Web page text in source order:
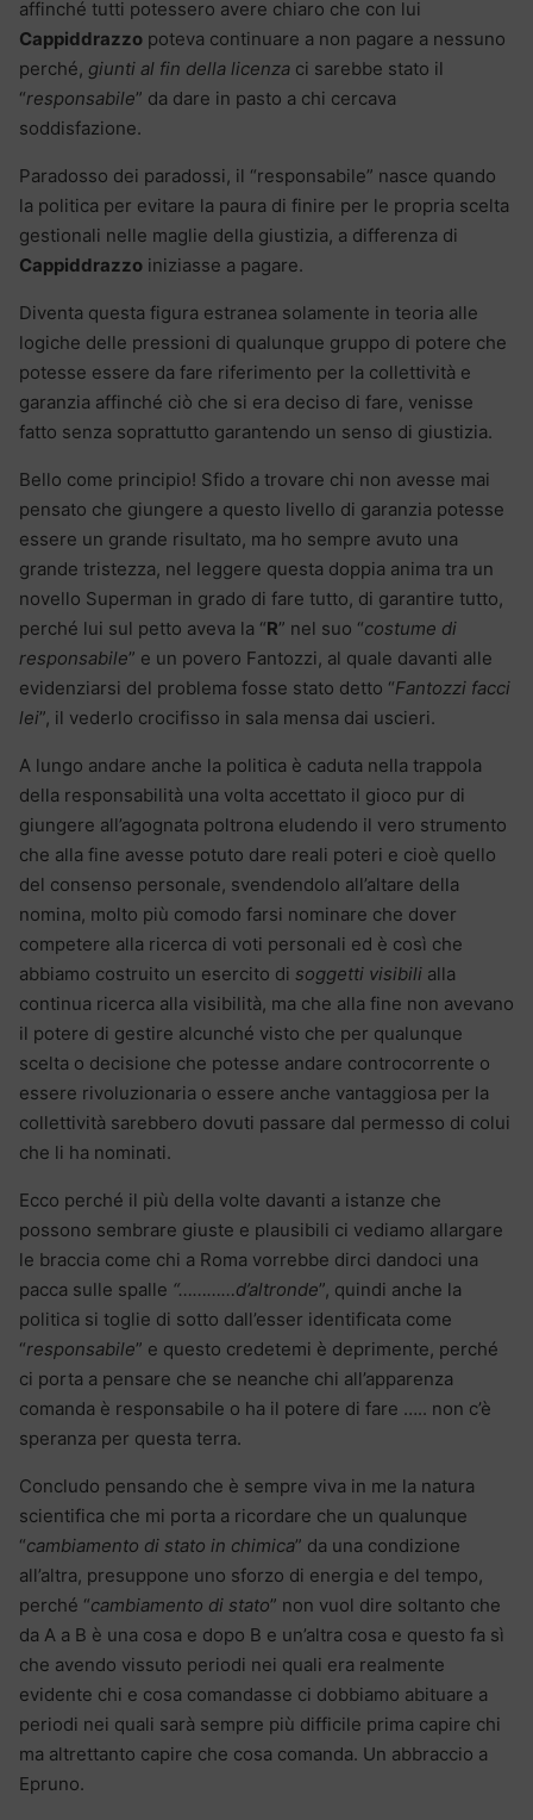
affinché tutti potessero avere chiaro che con lui
Cappiddrazzo poteva continuare a non pagare a nessuno
perché, giunti al fin della licenza ci sarebbe stato il
“responsabile” da dare in pasto a chi cercava
soddisfazione.
Paradosso dei paradossi, il “responsabile” nasce quando
la politica per evitare la paura di finire per le propria scelta
gestionali nelle maglie della giustizia, a differenza di
Cappiddrazzo iniziasse a pagare.
Diventa questa figura estranea solamente in teoria alle
logiche delle pressioni di qualunque gruppo di potere che
potesse essere da fare riferimento per la collettività e
garanzia affinché ciò che si era deciso di fare, venisse
fatto senza soprattutto garantendo un senso di giustizia.
Bello come principio! Sfido a trovare chi non avesse mai
pensato che giungere a questo livello di garanzia potesse
essere un grande risultato, ma ho sempre avuto una
grande tristezza, nel leggere questa doppia anima tra un
novello Superman in grado di fare tutto, di garantire tutto,
perché lui sul petto aveva la “R” nel suo “costume di
responsabile” e un povero Fantozzi, al quale davanti alle
evidenziarsi del problema fosse stato detto “Fantozzi facci
lei”, il vederlo crocifisso in sala mensa dai uscieri.
A lungo andare anche la politica è caduta nella trappola
della responsabilità una volta accettato il gioco pur di
giungere all’agognata poltrona eludendo il vero strumento
che alla fine avesse potuto dare reali poteri e cioè quello
del consenso personale, svendendolo all’altare della
nomina, molto più comodo farsi nominare che dover
competere alla ricerca di voti personali ed è così che
abbiamo costruito un esercito di soggetti visibili alla
continua ricerca alla visibilità, ma che alla fine non avevano
il potere di gestire alcunché visto che per qualunque
scelta o decisione che potesse andare controcorrente o
essere rivoluzionaria o essere anche vantaggiosa per la
collettività sarebbero dovuti passare dal permesso di colui
che li ha nominati.
Ecco perché il più della volte davanti a istanze che
possono sembrare giuste e plausibili ci vediamo allargare
le braccia come chi a Roma vorrebbe dirci dandoci una
pacca sulle spalle “…………d’altronde”, quindi anche la
politica si toglie di sotto dall’esser identificata come
“responsabile” e questo credetemi è deprimente, perché
ci porta a pensare che se neanche chi all’apparenza
comanda è responsabile o ha il potere di fare ….. non c’è
speranza per questa terra.
Concludo pensando che è sempre viva in me la natura
scientifica che mi porta a ricordare che un qualunque
“cambiamento di stato in chimica” da una condizione
all’altra, presuppone uno sforzo di energia e del tempo,
perché “cambiamento di stato” non vuol dire soltanto che
da A a B è una cosa e dopo B e un’altra cosa e questo fa sì
che avendo vissuto periodi nei quali era realmente
evidente chi e cosa comandasse ci dobbiamo abituare a
periodi nei quali sarà sempre più difficile prima capire chi
ma altrettanto capire che cosa comanda. Un abbraccio a
Epruno.